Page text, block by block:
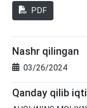
PDF
Nashr qilingan
03/26/2024
Qanday qilib